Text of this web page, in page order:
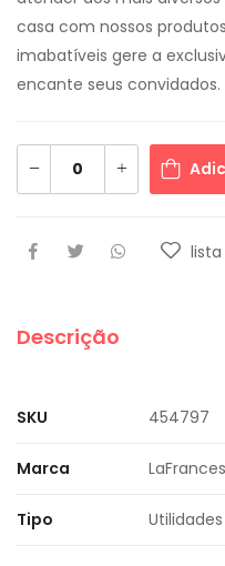
casa com nossos
imabatíveis gere a
encante seus convidados.
lista
Descrição
SKU 454797
Marca
Tipo